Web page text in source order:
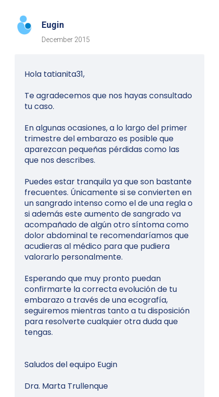
Eugin
December 2015
Hola tatianita31,
Te agradecemos que nos hayas consultado
tu caso.
En algunas ocasiones, a lo largo del primer
trimestre del embarazo es posible que
aparezcan pequeñas pérdidas como las
que nos describes.
Puedes estar tranquila ya que son bastante
frecuentes. Únicamente si se convierten en
un sangrado intenso como el de una regla o
si además este aumento de sangrado va
acompañado de algún otro síntoma como
dolor abdominal te recomendaríamos que
acudieras al médico para que pudiera
valorarlo personalmente.
Esperando que muy pronto puedan
confirmarte la correcta evolución de tu
embarazo a través de una ecografía,
seguiremos mientras tanto a tu disposición
para resolverte cualquier otra duda que
tengas.
Saludos del equipo Eugin
Dra. Marta Trullenque